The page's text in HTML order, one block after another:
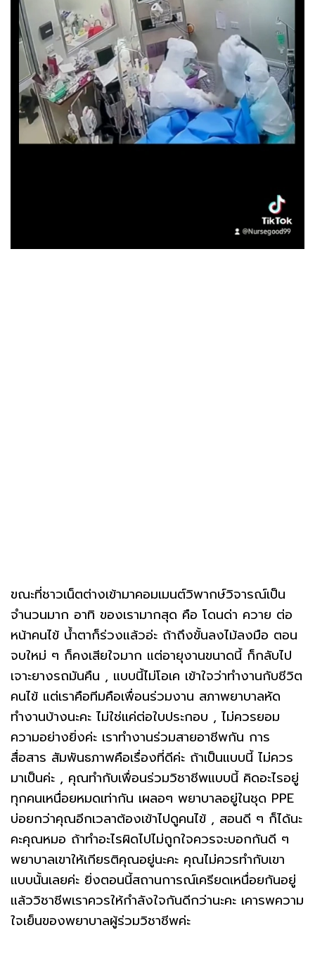
ขณะที่ชาวเน็ตต่างเข้ามาคอมเมนต์วิพากษ์วิจารณ์เป็น
จำนวนมาก อาทิ ของเรามากสุด คือ โดนด่า ควาย ต่อ
หน้าคนไข้ น้ำตาก็ร่วงแล้วอ่ะ ถ้าถึงขั้นลงไม้ลงมือ ตอน
จบใหม่ ๆ ก็คงเสียใจมาก แต่อายุงานขนาดนี้ ก็กลับไป
เจาะยางรถมันคืน , แบบนี้ไม่โอเค เข้าใจว่าทำงานกับชีวิต
คนไข้ แต่เราคือทีมคือเพื่อนร่วมงาน สภาพยาบาลหัด
ทำงานบ้างนะคะ ไม่ใช่เเค่ต่อใบประกอบ , ไม่ควรยอม
ความอย่างยิ่งค่ะ เราทำงานร่วมสายอาชีพกัน การ
สื่อสาร สัมพันธภาพคือเรื่องที่ดีค่ะ ถ้าเป็นแบบนี้ ไม่ควร
มาเป็นค่ะ , คุณทำกับเพื่อนร่วมวิชาชีพแบบนี้ คิดอะไรอยู่
ทุกคนเหนื่อยหมดเท่ากัน เผลอๆ พยาบาลอยู่ในชุด PPE
บ่อยกว่าคุณอีกเวลาต้องเข้าไปดูคนไข้ , สอนดี ๆ ก็ได้นะ
คะคุณหมอ ถ้าทำอะไรผิดไปไม่ถูกใจควรจะบอกกันดี ๆ
พยาบาลเขาให้เกียรติคุณอยู่นะคะ คุณไม่ควรทำกับเขา
แบบนั้นเลยค่ะ ยิ่งตอนนี้สถานการณ์เครียดเหนื่อยกันอยู่
แล้ววิชาชีพเราควรให้กำลังใจกันดีกว่านะคะ เคารพความ
ใจเย็นของพยาบาลผู้ร่วมวิชาชีพค่ะ